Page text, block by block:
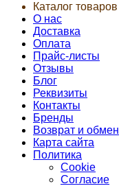
Каталог товаров
О нас
Доставка
Оплата
Прайс-листы
Отзывы
Блог
Реквизиты
Контакты
Бренды
Возврат и обмен
Карта сайта
Политика
Cookie
Согласие